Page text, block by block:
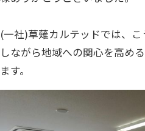
(一社)草薙カルテッドでは、
しながら地域への関心を高め
ます。